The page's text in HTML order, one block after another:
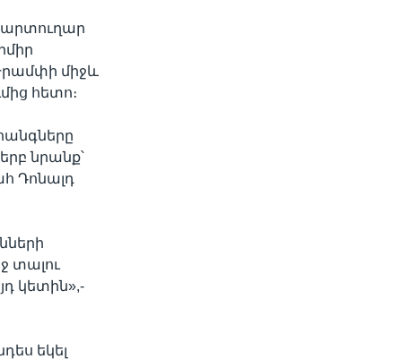
միջև
հետո։
նրանք՝
Դոնալդ
տալու
կետին»,-
եկել